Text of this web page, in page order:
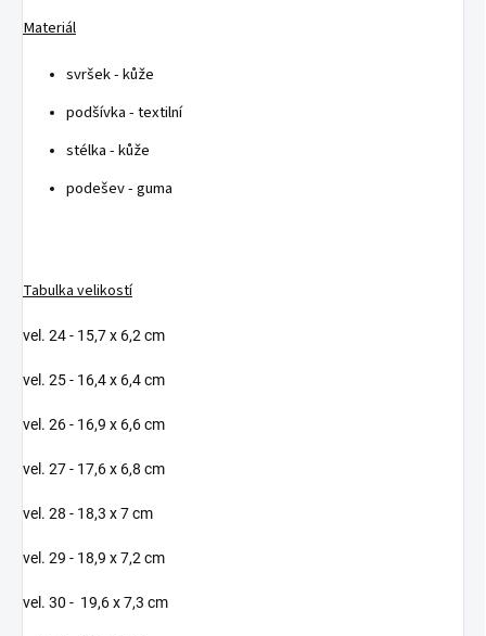
Materiál
svršek - kůže
podšívka - textilní
stélka - kůže
podešev - guma
Tabulka velikostí
vel. 24 - 15,7 x 6,2 cm
vel. 25 - 16,4 x 6,4 cm
vel. 26 - 16,9 x 6,6 cm
vel. 27 - 17,6 x 6,8 cm
vel. 28 - 18,3 x 7 cm
vel. 29 - 18,9 x 7,2 cm
vel. 30 - 19,6 x 7,3 cm